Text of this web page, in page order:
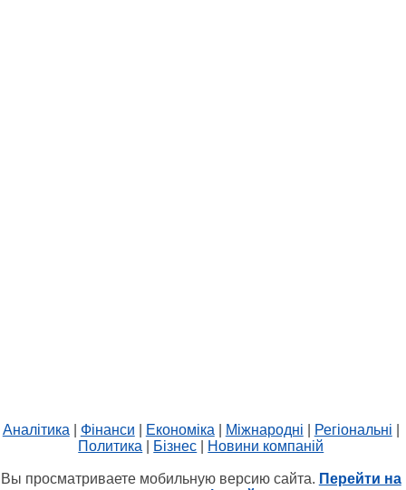
Аналітика Фінанси Економіка Міжнародні Регіональні
Политика
Бізнес Новини компаній
Вы просматриваете мобильную версию сайта. Перейти на